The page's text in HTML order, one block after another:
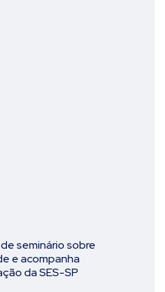
seminário sobre
e acompanha
da SES-SP